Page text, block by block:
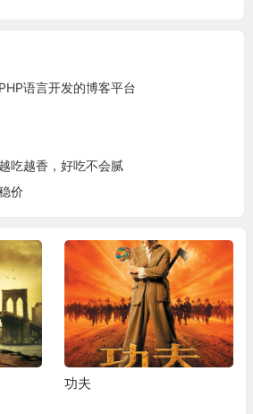
语言开发的博客平台
吃越香，好吃不会腻
价
功夫